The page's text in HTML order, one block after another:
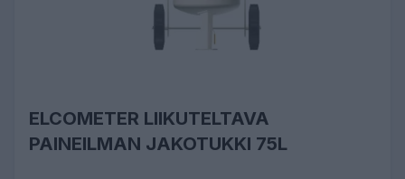
ELCOMETER LIIKUTELTAVA
PAINEILMAN JAKOTUKKI 75L